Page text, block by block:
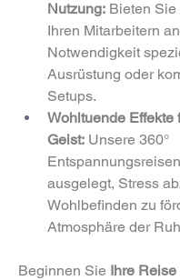
Nutzung: Bieten
Ihren Mitarbeitern
Notwendigkeit
Ausrüstung oder
Setups.
Wohltuende Effekte
Geist: Unsere 360°
ausgelegt, Stress
Wohlbefinden zu
Atmosphäre der
Beginnen Sie Ihre Reise